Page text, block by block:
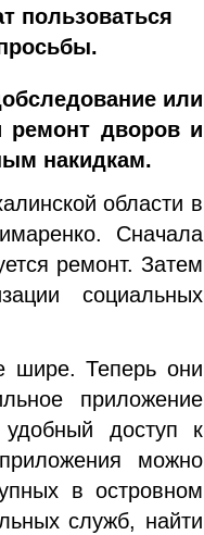
пользоваться
или
ремонт дворов и
накидкам.
области в
Сначала
ремонт. Затем
социальных
шире. Теперь они
приложение
доступ к
можно
в островном
служб, найти